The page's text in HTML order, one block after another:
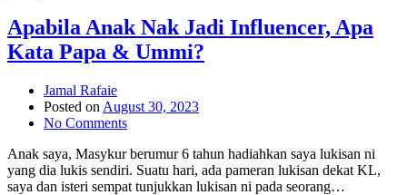
Apabila Anak Nak Jadi Influencer, Apa
Kata Papa & Ummi?
Jamal Rafaie
Posted on August 30, 2023
No Comments
Anak saya, Masykur berumur 6 tahun hadiahkan saya lukisan ni
yang dia lukis sendiri. Suatu hari, ada pameran lukisan dekat KL,
saya dan isteri sempat tunjukkan lukisan ni pada seorang…